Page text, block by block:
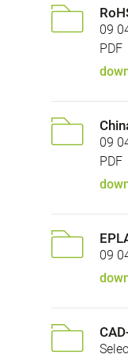
09
PDF
09
PDF
09